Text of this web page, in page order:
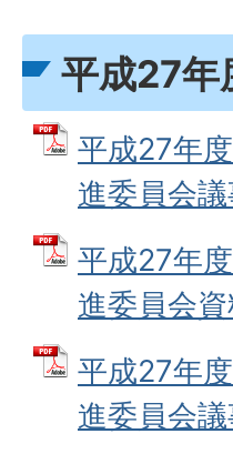
平成27年
平成27年
進委員会
平成27年
進委員会
平成27年
進委員会